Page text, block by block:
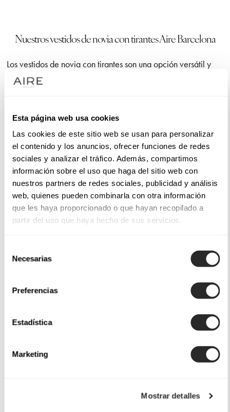
Esta página web usa cookies
Las cookies de este sitio web se usan para personalizar
el contenido y los anuncios, ofrecer funciones de redes
sociales y analizar el tráfico. Además, compartimos
información sobre el uso que haga del sitio web con
nuestros partners de redes sociales, publicidad y análisis
web, quienes pueden combinarla con otra información
que les haya proporcionado o que hayan recopilado a
partir del uso que haya hecho de sus servicios.
Necesarias
Preferencias
Estadística
Marketing
Mostrar detalles
Nuestros vestidos de novia con tirantes Aire Barcelona
Los vestidos de novia con tirantes son una opción versátil y
refinada que se adapta a diferentes estilos de boda. En
dobles o con encaje. Cada creación está pensada para
ofrecer la máxima comodidad y realzar la silueta de cada
novia con tejidos de alta calidad y acabados impecables.
Estilo atemporal para tu boda
Los vestidos de novia con tirantes son ideales para novias que
buscan una estética clásica con un toque moderno. Desde
playa, en un entorno rural o en un escenario urbano
cálidos. Pero si desear llevar este diseño para tu boda en un
entorno más frio, nuestras capas y abrigos de novia serán tus
sofisticación. Los tirantes pueden realzarse con encajes